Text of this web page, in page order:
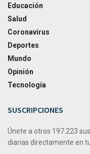
Educación
Salud
Coronavirus
Deportes
Mundo
Opinión
Tecnología
SUSCRIPCIONES
Únete a otros 197.223
diarias directamente en